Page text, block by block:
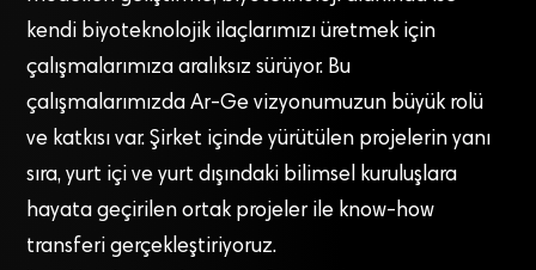
kendi biyoteknolojik ilaçlarımızı üretmek için
çalışmalarımıza aralıksız sürüyor. Bu
çalışmalarımızda Ar-Ge vizyonumuzun büyük rolü
ve katkısı var. Şirket içinde yürütülen projelerin yanı
sıra, yurt içi ve yurt dışındaki bilimsel kuruluşlara
hayata geçirilen ortak projeler ile know-how
transferi gerçekleştiriyoruz.